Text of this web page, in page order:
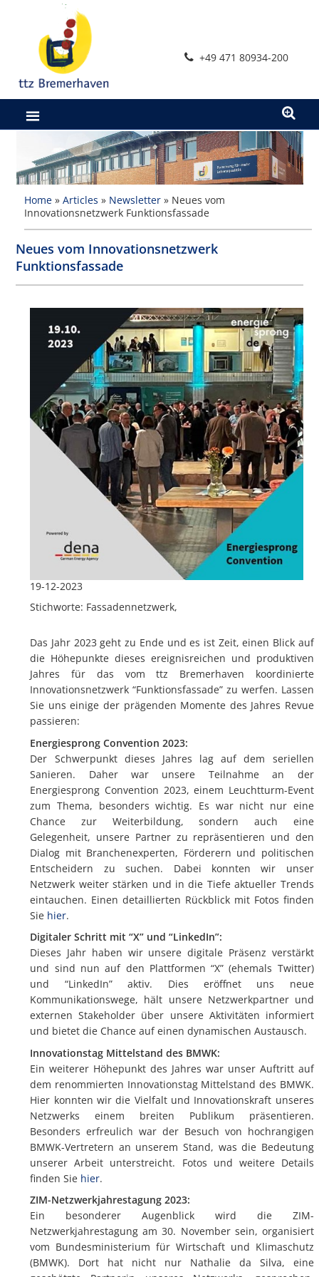
springen
+49 471 80934-200
Home »Articles » Newsletter » Neues vom
Innovationsnetzwerk Funktionsfassade
Neues vom Innovationsnetzwerk
Funktionsfassade
19-12-2023
Stichworte: Fassadennetzwerk,
Das Jahr 2023 geht zu Ende und es ist Zeit, einen Blick auf
die Höhepunkte dieses ereignisreichen und produktiven
Jahres für das vom ttz Bremerhaven koordinierte
Innovationsnetzwerk “Funktionsfassade” zu werfen. Lassen
Sie uns einige der prägenden Momente des Jahres Revue
passieren:
Energiesprong Convention 2023:
Der Schwerpunkt dieses Jahres lag auf dem seriellen
Sanieren. Daher war unsere Teilnahme an der
Energiesprong Convention 2023, einem Leuchtturm-Event
zum Thema, besonders wichtig. Es war nicht nur eine
Chance zur Weiterbildung, sondern auch eine
Gelegenheit, unsere Partner zu repräsentieren und den
Dialog mit Branchenexperten, Förderern und politischen
Entscheidern zu suchen. Dabei konnten wir unser
Netzwerk weiter stärken und in die Tiefe aktueller Trends
eintauchen. Einen detaillierten Rückblick mit Fotos finden
Sie hier.
Digitaler Schritt mit “X” und “LinkedIn”:
Dieses Jahr haben wir unsere digitale Präsenz verstärkt
und sind nun auf den Plattformen “X” (ehemals Twitter)
und “LinkedIn” aktiv. Dies eröffnet uns neue
Kommunikationswege, hält unsere Netzwerkpartner und
externen Stakeholder über unsere Aktivitäten informiert
und bietet die Chance auf einen dynamischen Austausch.
Innovationstag Mittelstand des BMWK:
Ein weiterer Höhepunkt des Jahres war unser Auftritt auf
dem renommierten Innovationstag Mittelstand des BMWK.
Hier konnten wir die Vielfalt und Innovationskraft unseres
Netzwerks einem breiten Publikum präsentieren.
Besonders erfreulich war der Besuch von hochrangigen
BMWK-Vertretern an unserem Stand, was die Bedeutung
unserer Arbeit unterstreicht. Fotos und weitere Details
finden Sie hier.
ZIM-Netzwerkjahrestagung 2023:
Ein besonderer Augenblick wird die ZIM-
Netzwerkjahrestagung am 30. November sein, organisiert
vom Bundesministerium für Wirtschaft und Klimaschutz
(BMWK). Dort hat nicht nur Nathalie da Silva, eine